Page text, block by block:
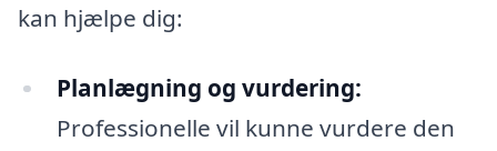
kan hjælpe dig:
Planlægning og vurdering:
Professionelle vil kunne vurdere den